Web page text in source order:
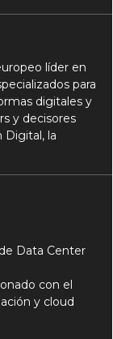
líder en
para
digitales y
y decisores
Digital, la
Data Center
con el
y cloud